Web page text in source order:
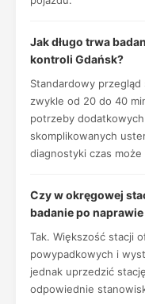
Jak długo trwa
kontroli Gdańsk?
Standardowy
zwykle od 20 do 40
potrzeby
skomplikowanych
diagnostyki czas może
Czy w okręgowej
badanie po
Tak. Większość stacji
powypadkowych i
jednak uprzedzić
odpowiednie